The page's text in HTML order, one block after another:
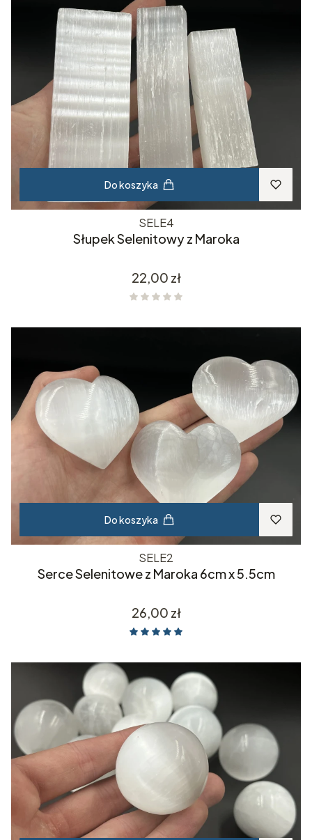
Do koszyka
SELE4
Słupek Selenitowy z Maroka
Cena
22,00 zł
Do koszyka
SELE2
Serce Selenitowe z Maroka 6cm x 5.5cm
Cena
26,00 zł